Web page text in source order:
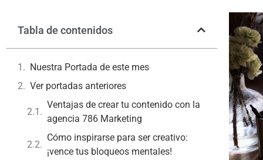
Tabla de contenidos
Nuestra Portada de este mes
Ver portadas anteriores
Ventajas de crear tu contenido con la
agencia 786 Marketing
Cómo inspirarse para ser creativo:
¡vence tus bloqueos mentales!